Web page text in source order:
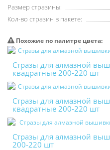
Размер стразины:
Кол-во стразин в пакете:
Похожие по палитре цвета:
Стразы для алмазной
квадратные 200-220 шт
Стразы для алмазной
квадратные 200-220 шт
Стразы для алмазной
200-220 шт